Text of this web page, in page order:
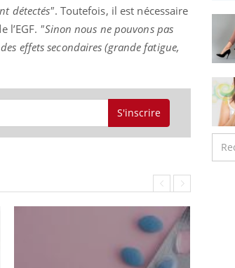
détectés". Toutefois, il est nécessaire
"Sinon nous ne pouvons pas
effets secondaires (grande fatigue,
S'inscrire